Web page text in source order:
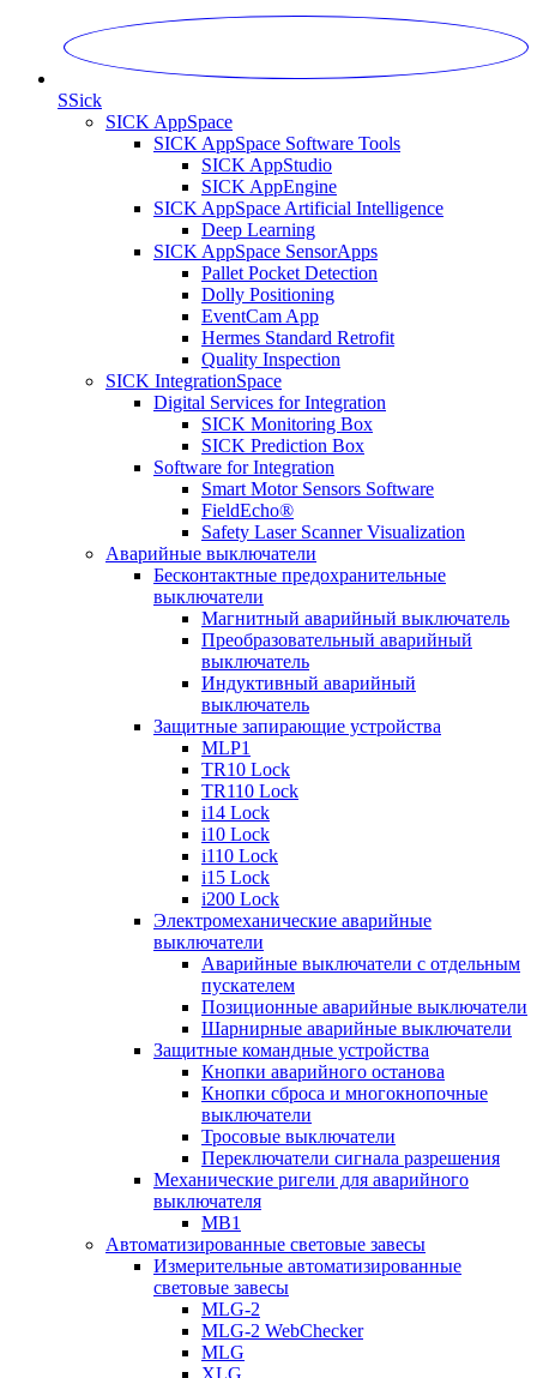
SSick
SICK AppSpace
SICK AppSpace Software Tools
SICK AppStudio
SICK AppEngine
SICK AppSpace Artificial Intelligence
Deep Learning
SICK AppSpace SensorApps
Pallet Pocket Detection
Dolly Positioning
EventCam App
Hermes Standard Retrofit
Quality Inspection
SICK IntegrationSpace
Digital Services for Integration
SICK Monitoring Box
SICK Prediction Box
Software for Integration
Smart Motor Sensors Software
FieldEcho®
Safety Laser Scanner Visualization
Аварийные выключатели
Бесконтактные предохранительные
выключатели
Магнитный аварийный выключатель
Преобразовательный аварийный
выключатель
Индуктивный аварийный
выключатель
Защитные запирающие устройства
MLP1
TR10 Lock
TR110 Lock
i14 Lock
i10 Lock
i110 Lock
i15 Lock
i200 Lock
Электромеханические аварийные
выключатели
Аварийные выключатели с отдельным
пускателем
Позиционные аварийные выключатели
Шарнирные аварийные выключатели
Защитные командные устройства
Кнопки аварийного останова
Кнопки сброса и многокнопочные
выключатели
Тросовые выключатели
Переключатели сигнала разрешения
Механические ригели для аварийного
выключателя
MB1
Автоматизированные световые завесы
Измерительные автоматизированные
световые завесы
MLG-2
MLG-2 WebChecker
MLG
XLG